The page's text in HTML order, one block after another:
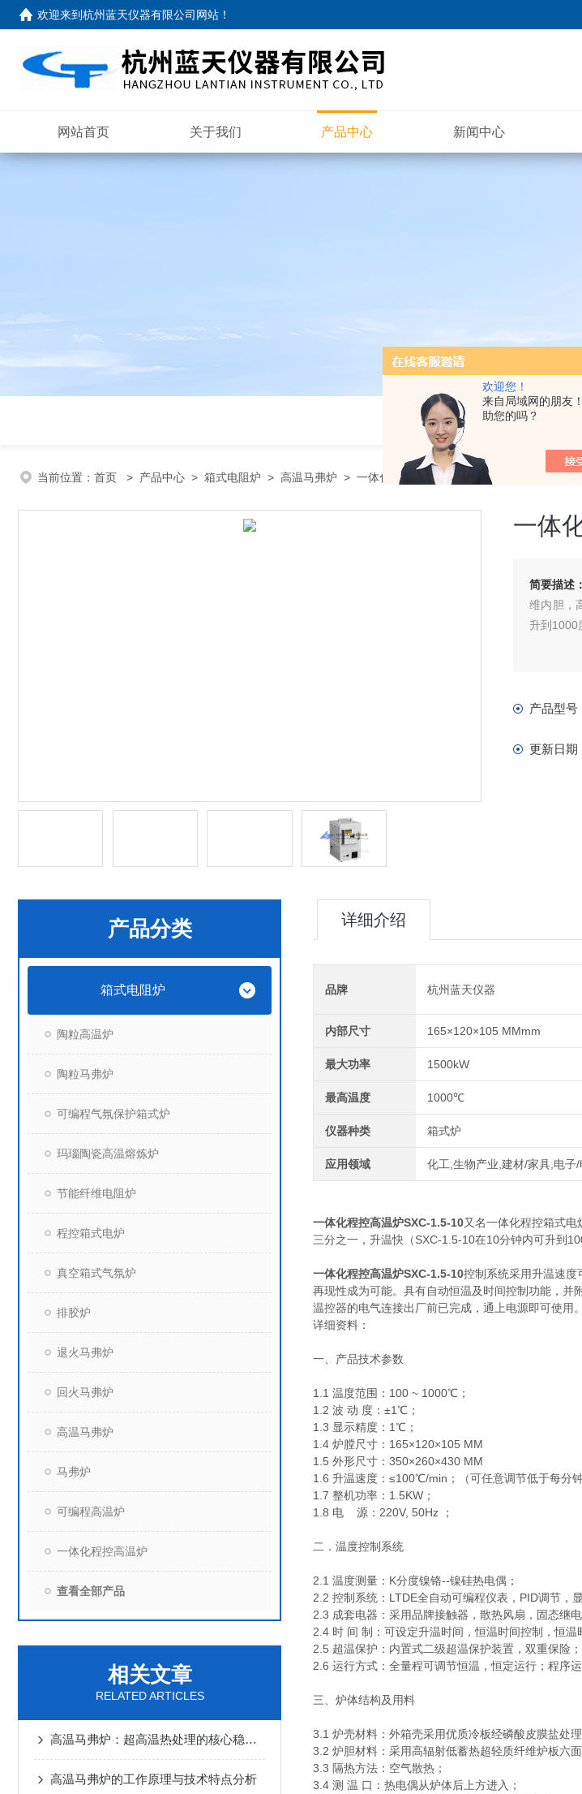
欢迎您！
来自局域网的朋友
助您的吗？
欢迎来到杭州蓝天仪器有限公司网站 ！
网站首页 关于我们 产品中心 新闻中心
当前位置： 首页 > 产品中心 > 箱式电阻炉 > 高温马弗炉 > 一体化程控高温炉SXC-1.5-10
一体
简要描述
维内胆，
升到1000
产品型号
更新日期
产品分类
箱式电阻炉
陶粒高温炉
陶粒马弗炉
可编程气氛保护箱式炉
玛瑙陶瓷高温熔炼炉
节能纤维电阻炉
程控箱式电炉
真空箱式气氛炉
排胶炉
退火马弗炉
回火马弗炉
高温马弗炉
马弗炉
可编程高温炉
一体化程控高温炉
查看全部产品
相关文章
RELATED ARTICLES
高温马弗炉：超高温热处理的核心稳定装备解析
高温马弗炉的工作原理与技术特点分析
详细介绍
品牌 杭州蓝天仪器
内部尺寸 165×120×105 MMmm
最大功率 1500kW
最高温度 1000℃
仪器种类 箱式炉
应用领域 化工,生物产业,建材/家具,电子/
一体化程控高温炉SXC-1.5-10又名一体化程控箱式
三分之一，升温快（SXC-1.5-10在10分钟内可升到
一体化程控高温炉SXC-1.5-10控制系统采用升温速度
再现性成为可能。具有自动恒温及时间控制功能，并
温控器的电气连接出厂前已完成，通上电源即可使用
详细资料：
一、产品技术参数
1.1 温度范围：100 ~ 1000℃；
1.2 波 动 度：±1℃；
1.3 显示精度：1℃；
1.4 炉膛尺寸：165×120×105 MM
1.5 外形尺寸：350×260×430 MM
1.6 升温速度：≤100℃/min；（可任意调节低于每分钟
1.7 整机功率：1.5KW；
1.8 电 源：220V, 50Hz ；
二．温度控制系统
2.1 温度测量：K分度镍铬--镍硅热电偶；
2.2 控制系统：LTDE全自动可编程仪表，PID调节，
2.3 成套电器：采用品牌接触器，散热风扇，固态继电
2.4 时 间 制：可设定升温时间，恒温时间控制，恒温
2.5 超温保护：内置式二级超温保护装置，双重保险；
2.6 运行方式：全量程可调节恒温，恒定运行；程序运
三、炉体结构及用料
3.1 炉壳材料：外箱壳采用优质冷板经磷酸皮膜盐处
3.2 炉胆材料：采用高辐射低蓄热超轻质纤维炉板六
3.3 隔热方法：空气散热；
3.4 测 温 口：热电偶从炉体后上方进入；